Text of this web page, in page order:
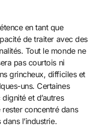
en tant que
de traiter avec des
Tout le monde ne
pas courtois ni
grincheux, difficiles et
uns. Certaines
et d’autres
concentré dans
l’industrie.